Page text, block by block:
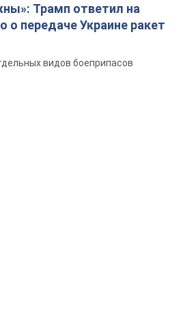
Трамп ответил на
о передаче Украине ракет
видов боеприпасов